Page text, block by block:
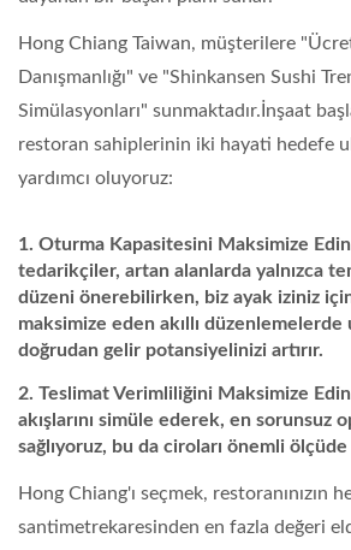
Hong Chiang Taiwan, müşterilere
Danışmanlığı" ve "Shinkansen Sushi
Simülasyonları" sunmaktadır.İnşaat
restoran sahiplerinin iki hayati hedefe
yardımcı oluyoruz:
Oturma Kapasitesini Maksimize
tedarikçiler, artan alanlarda yalnızca
düzeni önerebilirken, biz ayak iziniz
maksimize eden akıllı düzenlemelerde
doğrudan gelir potansiyelinizi artırır.
Teslimat Verimliliğini Maksimize
akışlarını simüle ederek, en sorunsuz
sağlıyoruz, bu da ciroları önemli ölçüde
Hong Chiang'ı seçmek, restoranınızın
santimetrekaresinden en fazla değeri